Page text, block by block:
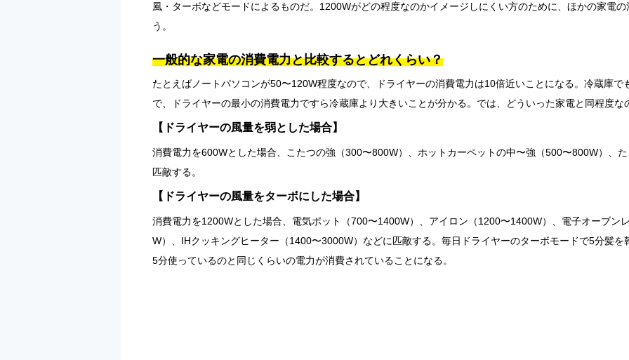
風・ターボなどモードによるものだ。1200Wがどの程度なのかイメージしにくい方のために、ほかの家電
う。
一般的な家電の消費電力と比較するとどれくらい？
たとえばノートパソコンが50〜120W程度なので、ドライヤーの消費電力は10倍近いことになる。冷蔵庫で
で、ドライヤーの最小の消費電力ですら冷蔵庫より大きいことが分かる。では、どういった家電と同程度な
【ドライヤーの風量を弱とした場合】
消費電力を600Wとした場合、こたつの強（300〜800W）、ホットカーペットの中〜強（500〜800W）、
匹敵する。
【ドライヤーの風量をターボにした場合】
消費電力を1200Wとした場合、電気ポット（700〜1400W）、アイロン（1200〜1400W）、電子オーブン
W）、IHクッキングヒーター（1400〜3000W）などに匹敵する。毎日ドライヤーのターボモードで5分髪を
5分使っているのと同じくらいの電力が消費されていることになる。